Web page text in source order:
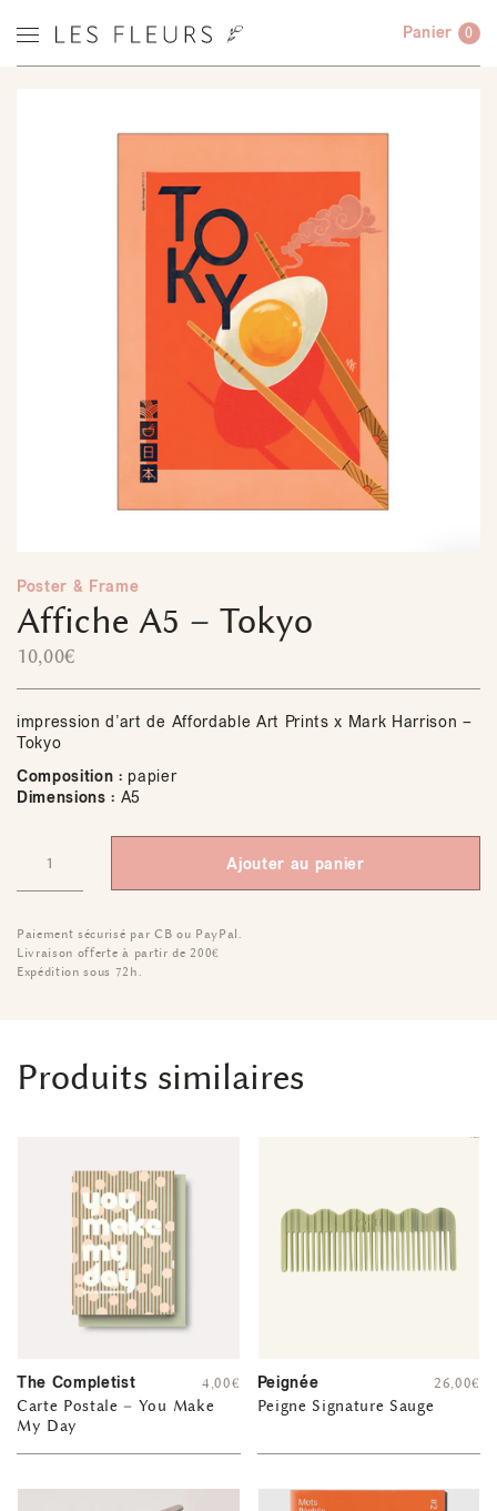
Panier 0
Poster & Frame
Affiche A5 – Tokyo
10,00€
impression d’art de Affordable Art Prints x Mark Harrison –
Tokyo
Composition : papier
Dimensions : A5
Ajouter au panier
Paiement sécurisé par CB ou PayPal.
Livraison offerte à partir de 200€
Expédition sous 72h.
Produits similaires
The Completist
Carte Postale – You Make
My Day
4,00€ Peignée
Peigne Signature Sauge
26,00€